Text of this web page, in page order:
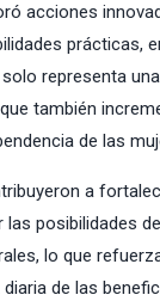
acciones
prácticas,
representa
también
de las
a
las posibilidades
lo que
de las